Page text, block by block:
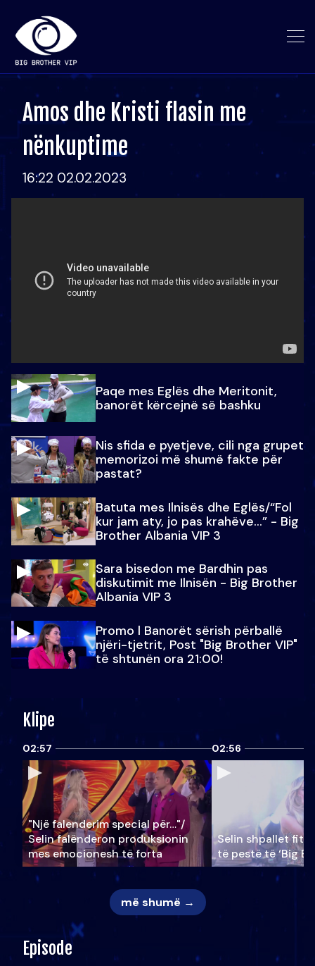
Amos dhe Kristi flasin me
nënkuptime
16:22 02.02.2023
Paqe mes Eglës dhe Meritonit,
banorët kërcejnë së bashku
Nis sfida e pyetjeve, cili nga grupet
memorizoi më shumë fakte për
pastat?
Batuta mes Ilnisës dhe Eglës/“Fol
kur jam aty, jo pas krahëve…” - Big
Brother Albania VIP 3
Sara bisedon me Bardhin pas
diskutimit me Ilnisën - Big Brother
Albania VIP 3
Promo l Banorët sërish përballë
njëri-tjetrit, Post "Big Brother VIP"
të shtunën ora 21:00!
Klipe
02:57
"Një falenderim special për…"/
Selin falënderon produksionin
mes emocionesh të forta
02:56
Selin shpallet
të pestë të ‘Big
më shumë →
Episode